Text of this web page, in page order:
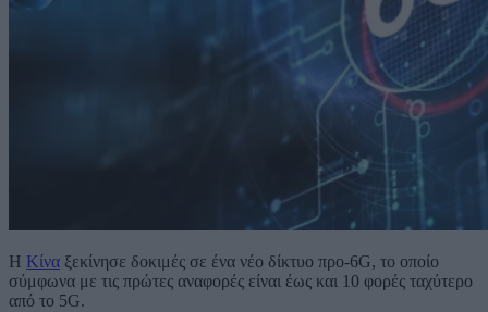
Η Κίνα ξεκίνησε δοκιμές σε ένα νέο δίκτυο προ-6G, το οποίο
σύμφωνα με τις πρώτες αναφορές είναι έως και 10 φορές ταχύτερο
από το 5G.